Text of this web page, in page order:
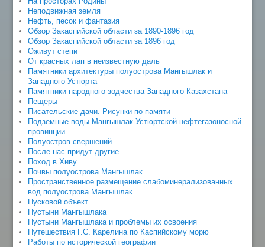
Неподвижная земля
Нефть, песок и фантазия
Обзор Закаспийской области за 1890-1896 год
Обзор Закаспийской области за 1896 год
Оживут степи
От красных лап в неизвестную даль
Памятники архитектуры полуострова Мангышлак и
Западного Устюрта
Памятники народного зодчества Западного Казахстана
Пещеры
Писательские дачи. Рисунки по памяти
Подземные воды Мангышлак-Устюртской нефтегазоносной
провинции
Полуостров свершений
После нас придут другие
Поход в Хиву
Почвы полуострова Мангышлак
Пространственное размещение слабоминерализованных
вод полуострова Мангышлак
Пусковой объект
Пустыни Мангышлака
Пустыни Мангышлака и проблемы их освоения
Путешествия Г.С. Карелина по Каспийскому морю
Работы по исторической географии